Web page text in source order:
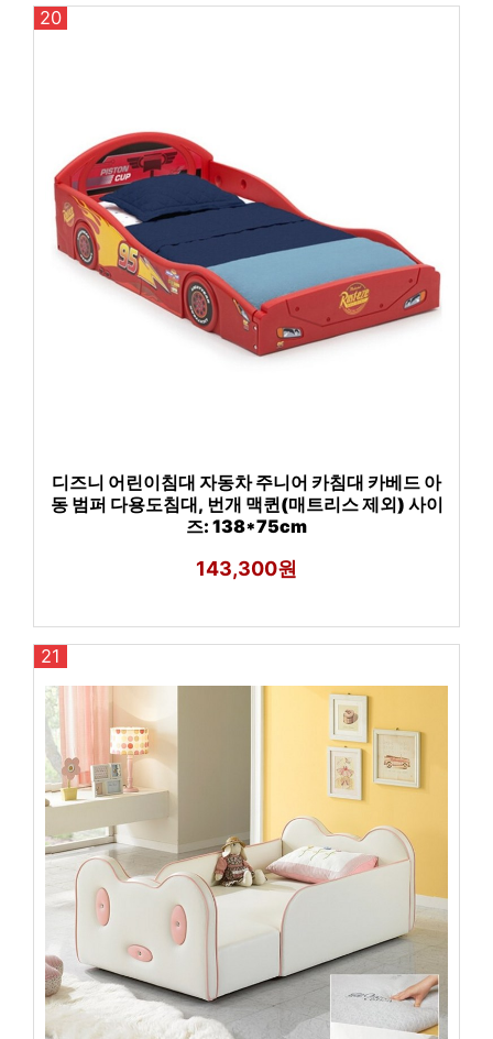
20
디즈니 어린이침대 자동차 주니어 카침대 카베드 아
동 범퍼 다용도침대, 번개 맥퀸(매트리스 제외) 사이
즈: 138*75cm
143,300원
21